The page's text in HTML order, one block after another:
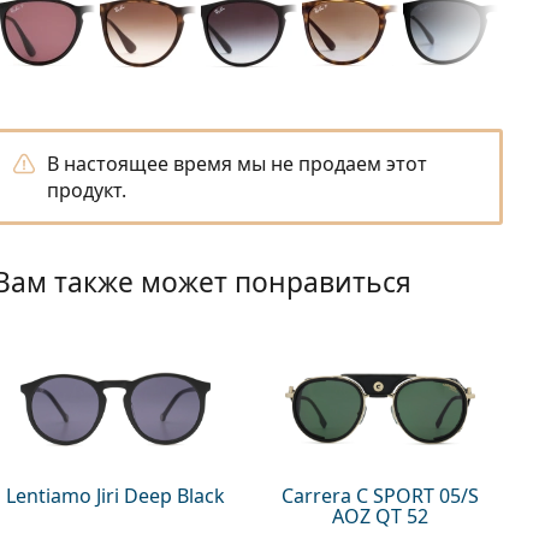
В настоящее время мы не продаем этот
продукт.
также может понравиться
Lentiamo Jiri Deep Black Carrera C SPORT 05/S
AOZ QT 52